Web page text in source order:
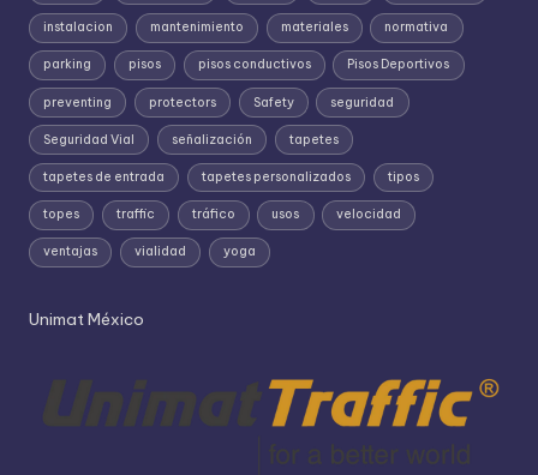
instalacion mantenimiento materiales normativa
parking pisos pisos conductivos Pisos Deportivos
preventing protectors Safety seguridad
Seguridad Vial señalización tapetes
tapetes de entrada tapetes personalizados tipos
topes traffic tráfico usos velocidad
ventajas vialidad yoga
Unimat México